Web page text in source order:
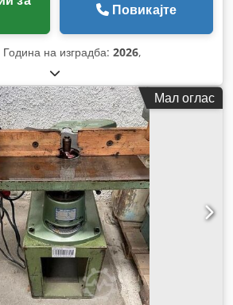
Повикајте
Година на изградба: 2026,
Мал оглас